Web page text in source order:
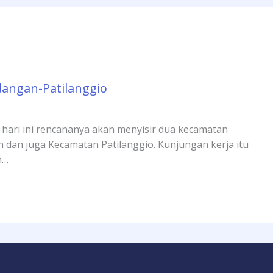
Patilanggio
ini rencananya akan menyisir dua kecamatan
dan juga Kecamatan Patilanggio. Kunjungan kerja itu